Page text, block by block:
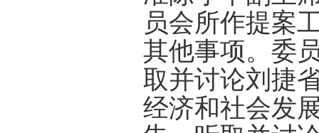
员会所作提案
其他事项。委
取并讨论刘捷
经济和社会发